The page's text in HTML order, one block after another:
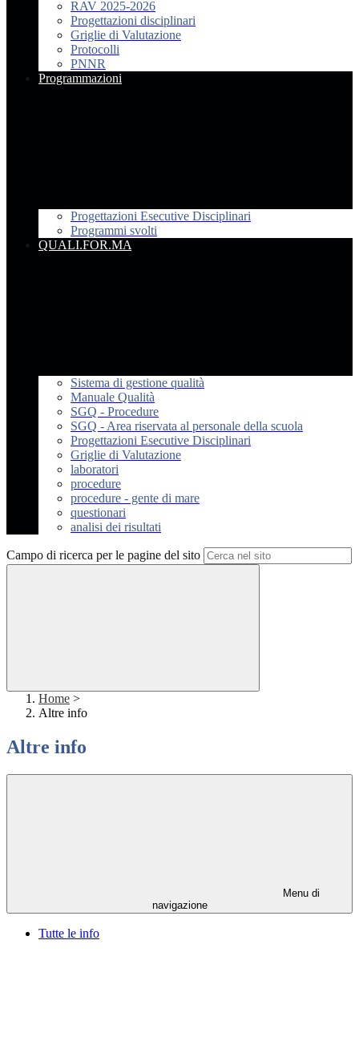
RAV 2025-2026
Progettazioni disciplinari
Griglie di Valutazione
Protocolli
PNNR
Programmazioni
Progettazioni Esecutive Disciplinari
Programmi svolti
QUALI.FOR.MA
Sistema di gestione qualità
Manuale Qualità
SGQ - Procedure
SGQ - Area riservata al personale della scuola
Progettazioni Esecutive Disciplinari
Griglie di Valutazione
laboratori
procedure
procedure - gente di mare
questionari
analisi dei risultati
Campo di ricerca per le pagine del sito
Home >
Altre info
Altre info
Menu di
navigazione
Tutte le info